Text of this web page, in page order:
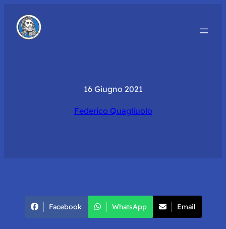
16 Giugno 2021
Federico Quagliuolo
Facebook WhatsApp Email